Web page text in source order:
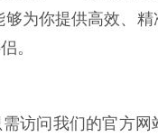
为你提供高效、
。
访问我们的官方网